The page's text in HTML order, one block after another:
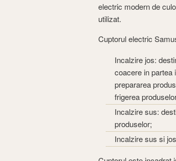
electric modern de
utilizat.
Cuptorul electric
Incalzire jos:
coacere in partea
prepararea
frigerea
Incalzire sus:
produselor;
Incalzire sus si